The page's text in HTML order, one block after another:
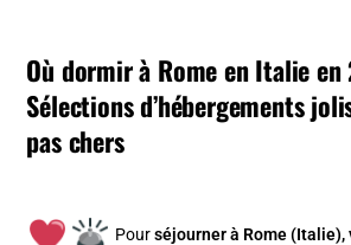
Où dormir à Rome en Italie en
Sélections d’hébergements
pas chers
Pourséjourner à Rome (Italie),